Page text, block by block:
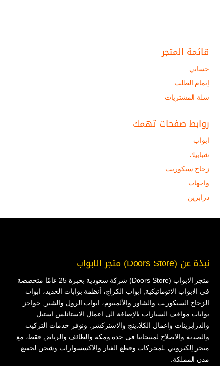
قائمة المتجر
حسابي
إتمام الطلب
سلة المشتريات
روابط صفحات تهمك
ابواب
شبابيك
زجاج سيكوريت
واجهات
درابزين
نبذة عن (Doors Store) متجر الابواب
متجر الابواب (Doors Store) شركة سعودية بخبرة 25 عامًا متخصصة
في الابواب الاتوماتيكية, ابواب الكراج، أنظمة بوابات الحديد، ابواب
الزجاج السيكوريت والشاور والألمنيوم، ابواب الرول والشتر, حواجز
بوابات مواقف السيارات بالإضافة الى اعمال الاستانلس استيل
والدرابزينات واعمال الكلادينج والاستركشر. ونوفر خدمات التركيب
والصيانة والاصلاح لمنتجاتنا في جدة ومكة والطائف والرياض فقط، مع
متجر إلكتروني للمحركات وقطع الغيار والاكسسوارات وشحن لجميع
مدن المملكة.